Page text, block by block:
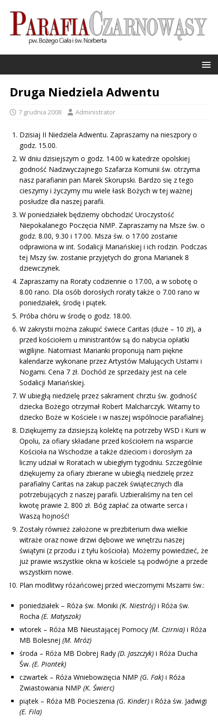
Druga Niedziela Adwentu
7 grudnia 2008 Administrator
Dzisiaj II Niedziela Adwentu. Zapraszamy na nieszpory o
godz. 15.00.
W dniu dzisiejszym o godz. 14.00 w katedrze opolskiej
godność Nadzwyczajnego Szafarza Komunii św. otrzyma
nasz parafianin pan Marek Skorupski. Bardzo się z tego
cieszymy i życzymy mu wiele łask Bożych w tej ważnej
posłudze dla naszej parafii.
W poniedziałek będziemy obchodzić Uroczystość
Niepokalanego Poczęcia NMP. Zapraszamy na Msze św. o
godz. 8.00, 9.30 i 17.00. Msza św. o 17.00 zostanie
odprawiona w int. Sodalicji Mariańskiej i ich rodzin. Podczas
tej Mszy św. zostanie przyjętych do grona Marianek 8
dziewczynek.
Zapraszamy na Roraty codziennie o 17.00, a w sobotę o
8.00 rano. Dla osób dorosłych roraty także o 7.00 rano w
poniedziałek, środę i piątek.
Próba chóru w środę o godz. 18.00.
W zakrystii można zakupić świece Caritas (duże – 10 zł), a
przed kościołem u ministrantów są do nabycia opłatki
wigilijne. Natomiast Marianki proponują nam piękne
kalendarze wykonane przez Artystów Malujących Ustami i
Nogami. Cena 7 zł. Dochód ze sprzedaży jest na cele
Sodalicji Mariańskiej.
W ubiegłą niedzielę przez sakrament chrztu św. godność
dziecka Bożego otrzymał Robert Malcharczyk. Witamy to
dziecko Boże w Kościele i w naszej wspólnocie parafialnej.
Dziękujemy za dzisiejszą kolektę na potrzeby WSD i Kurii w
Opolu, za ofiary składane przed kościołem na wsparcie
Kościoła na Wschodzie a także dzieciom i dorosłym za
liczny udział w Roratach w ubiegłym tygodniu. Szczególnie
dziękujemy za ofiary zbierane w ubiegłą niedzielę przez
parafialny Caritas na zakup paczek świątecznych dla
potrzebujących z naszej parafii. Uzbieraliśmy na ten cel
kwotę prawie 2. 800 zł. Bóg zapłać za otwarte serca i
Waszą hojność!
Zostały również założone w prezbiterium dwa wielkie
witraże oraz nowe drzwi dębowe we wnętrzu naszej
świątyni (z przodu i z tyłu kościoła). Możemy powiedzieć, że
już prawie wszystkie okna w kościele są podwójne a przede
wszystkim nowe.
Plan modlitwy różańcowej przed wieczornymi Mszami św.:
poniedziałek – Róża św. Moniki (K. Niestrój) i Róża św.
Rocha (E. Matyszok)
wtorek – Róża MB Nieustającej Pomocy (M. Czirnia) i Róża
MB Bolesnej (M. Mróz)
środa – Róża MB Dobrej Rady (D. Jaszczyk) i Róża Ducha
Św. (E. Piontek)
czwartek – Róża Wniebowzięcia NMP (G. Fak) i Róża
Zwiastowania NMP (K. Świerc)
piątek – Róża MB Pocieszenia (G. Kinder) i Róża św. Jadwigi
(E. Fila)